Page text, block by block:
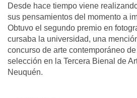
Desde hace tiempo viene
sus pensamientos del momento a
Obtuvo el segundo premio en
cursaba la universidad, una
concurso de arte contemporáneo
selección en la Tercera Bienal de
Neuquén.